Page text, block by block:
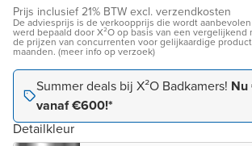
Prijs inclusief 21% BTW excl. verzendkosten
De adviesprijs is de verkoopprijs die wordt
werd bepaald door X²O op basis van een vergelijkend
de prijzen van concurrenten voor gelijkaardige
maanden. (meer info op verzoek)
Summer deals bij X²O Badkamers!
vanaf €600!*
Detailkleur